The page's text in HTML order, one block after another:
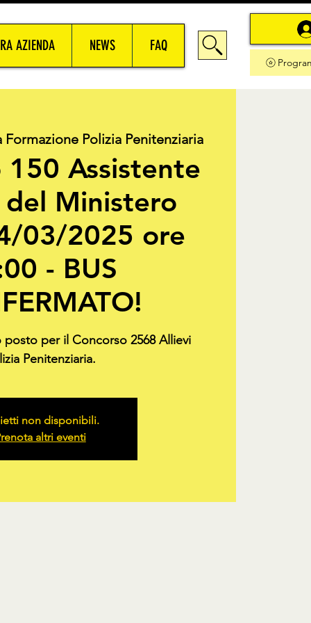
AZIENDA NEWS FAQ
Formazione Polizia Penitenziaria
150 Assistente
del Ministero
03/2025 ore
- BUS
per il Concorso 2568 Allievi
Penitenziaria.
non disponibili.
altri eventi